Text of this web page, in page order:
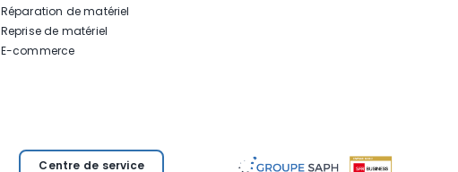
Réparation de matériel
Reprise de matériel
E-commerce
Centre de service